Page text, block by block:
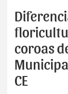
coroas
CE